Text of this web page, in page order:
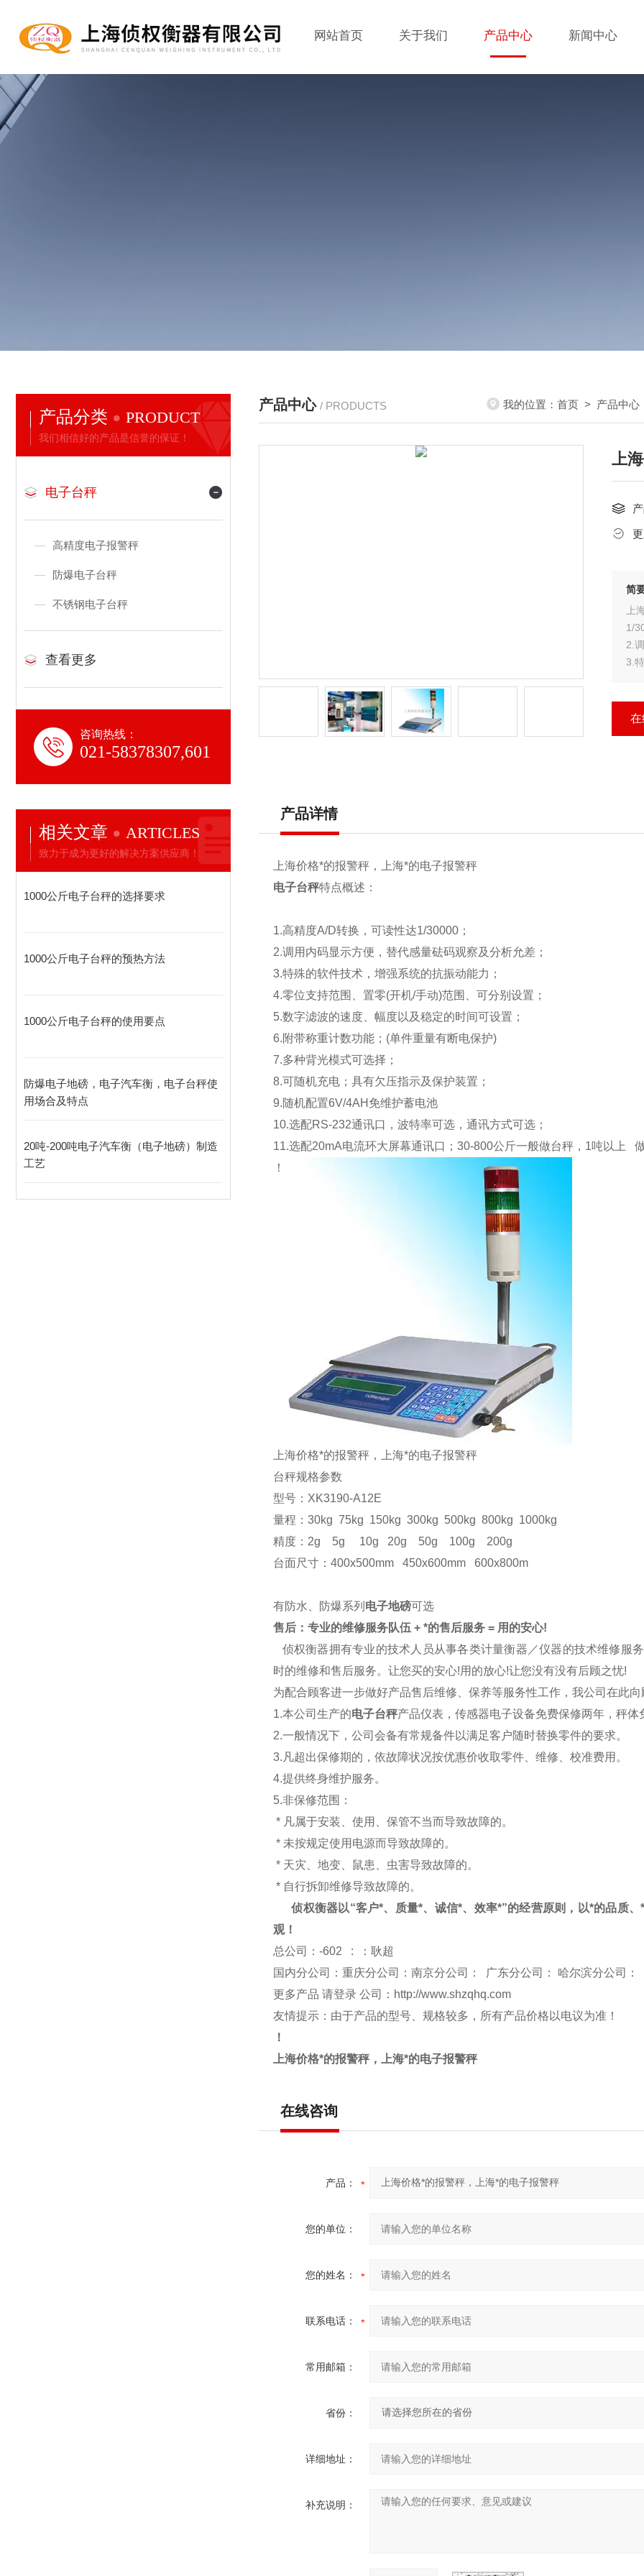
网站首页 关于我们 产品中心 新闻中心
产品分类 PRODUCT
我们相信好的产品是信誉的保证！
电子台秤
高精度电子报警秤
防爆电子台秤
不锈钢电子台秤
查看更多
咨询热线：
021-58378307,601
相关文章 ARTICLES
致力于成为更好的解决方案供应商！
1000公斤电子台秤的选择要求
1000公斤电子台秤的预热方法
1000公斤电子台秤的使用要点
防爆电子地磅，电子汽车衡，电子台秤使
用场合及特点
20吨-200吨电子汽车衡（电子地磅）制造
工艺
产品中心 / PRODUCTS 我的位置： 首页 > 产品中心
上
简
上
1/
2.
3.
6.
在
产品详情
上海价格*的报警秤，上海*的电子报警秤
电子台秤特点概述：
1.高精度A/D转换，可读性达1/30000 ；
2.调用内码显示方便，替代感量砝码观察及分析允差；
3.特殊的软件技术，增强系统的抗振动能力；
4.零位支持范围、置零(开机/手动)范围、可分别设置；
5.数字滤波的速度、幅度以及稳定的时间可设置；
6.附带称重计数功能；(单件重量有断电保护)
7.多种背光模式可选择；
8.可随机充电；具有欠压指示及保护装置；
9.随机配置6V/4AH 免维护蓄电池
10.选配RS-232通讯口，波特率可选，通讯方式可选；
11.选配20mA电流环大屏幕通讯口； 30-800公斤一般做台秤， 1吨以上
！
上海价格*的报警秤，上海*的电子报警秤
台秤规格参数
型号： XK3190-A12E
量程： 30kg 75kg 150kg 300kg 500kg 800kg 1000kg
精度： 2g 5g 10g 20g 50g 100g 200g
台面尺寸： 400x500mm 450x600mm 600x800m
有防水、防爆系列 电子地磅可选
售后：专业的维修服务队伍 + *的售后服务 = 用的安心!
侦权衡器拥有专业的技术人员从事各类计量衡器／仪器的技术维修服
时的维修和售后服务。让您买的安心!用的放心!让您没有没有后顾之忧!
为配合顾客进一步做好产品售后维修、保养等服务性工作，我公司在此向
1.本公司生产的电子台秤产品仪表，传感器电子设备免费保修两年，秤体
2.一般情况下，公司会备有常规备件以满足客户随时替换零件的要求。
3.凡超出保修期的，依故障状况按优惠价收取零件、维修、校准费用。
4.提供终身维护服务。
5.非保修范围：
* 凡属于安装、使用、保管不当而导致故障的。
* 未按规定使用电源而导致故障的。
* 天灾、地变、鼠患、虫害导致故障的。
* 自行拆卸维修导致故障的。
侦权衡器以“客户*、质量*、诚信*、效率*”的经营原则，以*的品质
观！
总公司
：-602 : ：耿超
国内分公司：重庆分公司：南京分公司： 广东分公司： 哈尔滨分公司：
更多产品 请登录 公司： http://www.shzqhq.com
友情提示：由于产品的型号、规格较多，所有产品价格以电议为准！
！
上海价格*的报警秤，上海*的电子报警秤
在线咨询
产品：
您的单位：
您的姓名：
联系电话：
常用邮箱：
省份：
详细地址：
补充说明：